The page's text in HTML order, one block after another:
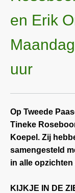
en Erik
uur
Op Tweede
Tineke
Koepel. Zij
samengesteld
in alle
KIJKJE IN DE